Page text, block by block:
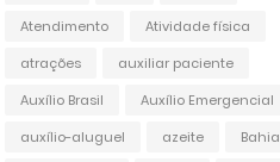
Atendimento
Atividade física
atrações
auxiliar paciente
Auxílio Brasil
Auxílio Emergencial
auxílio-aluguel
azeite
Bahia